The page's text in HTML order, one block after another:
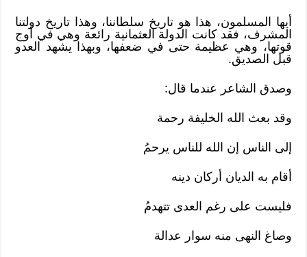
أيها المسلمون، هذا هو تاريخ سلطاننا، وهذا تاريخ دولتنا
المشرف، فقد كانت الدولة العثمانية رائعة وهي في أوج
قوتها، وهي عظيمة حتى في ضعفها، وبهذا يشهد العدو
قبل الصديق.
وصدق الشاعر عندما قال:
وقد بعث الله الخليفة رحمة
إلى الناس إن الله للناس يرحمُ
أقام به الديان أركان دينه
فليست على رغم العدى تتهدمُ
وصاغ النهى منه سوار عدالة